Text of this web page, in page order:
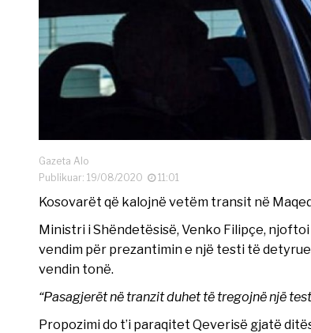
Gazeta Alo
Publikuar: 19/08/2020
11:01
Kosovarët që kalojnë vetëm transit në
Ministri i Shëndetësisë, Venko Filipçe,
vendim për prezantimin e një testi të
vendin tonë.
“Pasagjerët në tranzit duhet të tregojnë një
Propozimi do t’i paraqitet Qeverisë gjatë